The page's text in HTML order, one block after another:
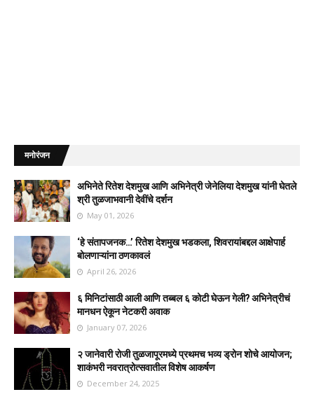
मनोरंजन
अभिनेते रितेश देशमुख आणि अभिनेत्री जेनेलिया देशमुख यांनी घेतले
श्री तुळजाभवानी देवींचे दर्शन
May 01, 2026
‘हे संतापजनक…’ रितेश देशमुख भडकला, शिवरायांबद्दल आक्षेपार्ह
बोलणाऱ्यांना ठणकावलं
April 26, 2026
६ मिनिटांसाठी आली आणि तब्बल ६ कोटी घेऊन गेली? अभिनेत्रीचं
मानधन ऐकून नेटकरी अवाक
January 07, 2026
२ जानेवारी रोजी तुळजापूरमध्ये प्रथमच भव्य ड्रोन शोचे आयोजन;
शाकंभरी नवरात्रोत्सवातील विशेष आकर्षण
December 24, 2025